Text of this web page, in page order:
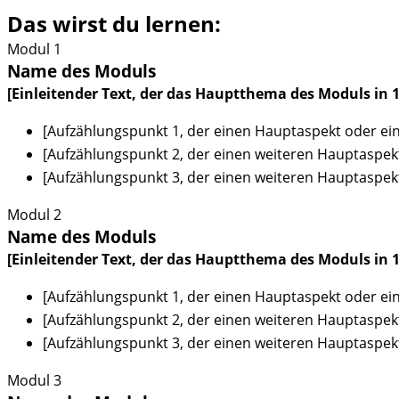
Das wirst du lernen:
Modul 1
Name des Moduls
[Einleitender Text, der das Hauptthema des Moduls in
[Aufzählungspunkt 1, der einen Hauptaspekt oder
[Aufzählungspunkt 2, der einen weiteren
[Aufzählungspunkt 3, der einen weiteren
Modul 2
Name des Moduls
[Einleitender Text, der das Hauptthema des Moduls in
[Aufzählungspunkt 1, der einen Hauptaspekt oder
[Aufzählungspunkt 2, der einen weiteren
[Aufzählungspunkt 3, der einen weiteren
Modul 3